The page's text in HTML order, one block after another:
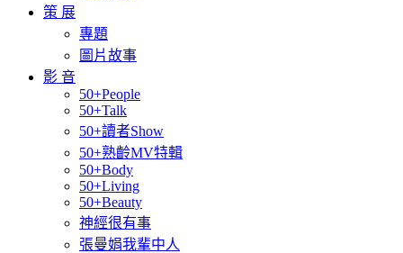
策 展
專題
圖片故事
影 音
50+People
50+Talk
50+讀者Show
50+熟齡MV特輯
50+Body
50+Living
50+Beauty
神經很有事
張曼娟我輩中人